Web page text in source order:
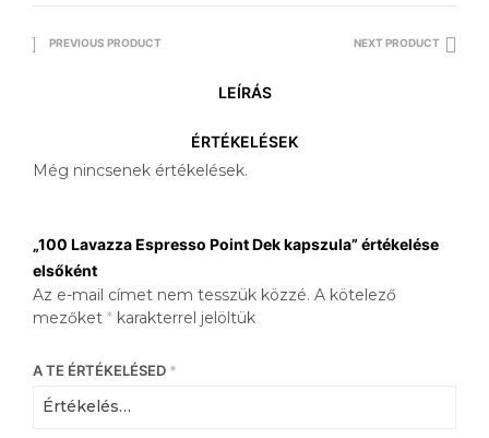
PREVIOUS PRODUCT NEXT PRODUCT
LEÍRÁS
ÉRTÉKELÉSEK
Még nincsenek értékelések.
„100 Lavazza Espresso Point Dek kapszula” értékelése
elsőként
Az e-mail címet nem tesszük közzé. A kötelező
mezőket * karakterrel jelöltük
A TE ÉRTÉKELÉSED *